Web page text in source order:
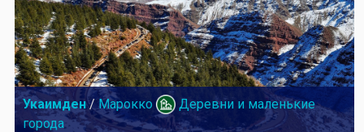
Укаимден/ Марокко
Деревни и маленькие
города